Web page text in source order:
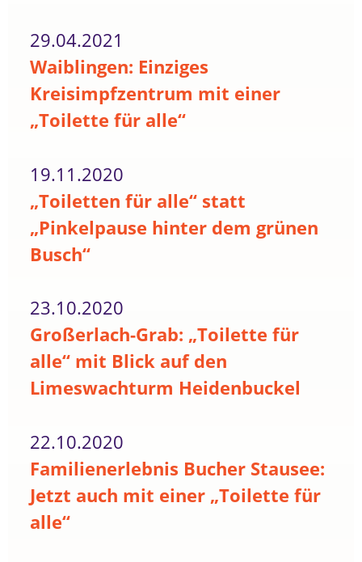
29.04.2021
Waiblingen: Einziges
Kreisimpfzentrum mit einer
„Toilette für alle“
19.11.2020
„Toiletten für alle“ statt
„Pinkelpause hinter dem grünen
Busch“
23.10.2020
Großerlach-Grab: „Toilette für
alle“ mit Blick auf den
Limeswachturm Heidenbuckel
22.10.2020
Familienerlebnis Bucher Stausee:
Jetzt auch mit einer „Toilette für
alle“